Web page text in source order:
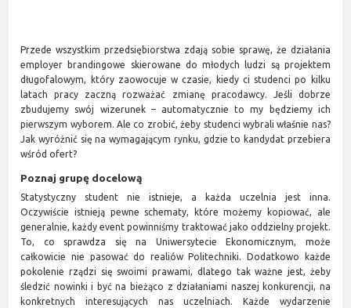
Przede wszystkim przedsiębiorstwa zdają sobie sprawę, że działania
employer brandingowe skierowane do młodych ludzi są projektem
długofalowym, który zaowocuje w czasie, kiedy ci studenci po kilku
latach pracy zaczną rozważać zmianę pracodawcy. Jeśli dobrze
zbudujemy swój wizerunek – automatycznie to my będziemy ich
pierwszym wyborem. Ale co zrobić, żeby studenci wybrali właśnie nas?
Jak wyróżnić się na wymagającym rynku, gdzie to kandydat przebiera
wśród ofert?
Poznaj grupę docelową
Statystyczny student nie istnieje, a każda uczelnia jest inna.
Oczywiście istnieją pewne schematy, które możemy kopiować, ale
generalnie, każdy event powinniśmy traktować jako oddzielny projekt.
To, co sprawdza się na Uniwersytecie Ekonomicznym, może
całkowicie nie pasować do realiów Politechniki. Dodatkowo każde
pokolenie rządzi się swoimi prawami, dlatego tak ważne jest, żeby
śledzić nowinki i być na bieżąco z działaniami naszej konkurencji, na
konkretnych interesujących nas uczelniach. Każde wydarzenie